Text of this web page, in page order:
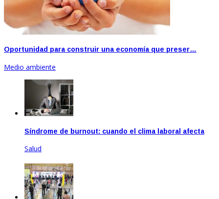
Oportunidad para construir una economía que preser…
Medio ambiente
Síndrome de burnout: cuando el clima laboral afecta
Salud